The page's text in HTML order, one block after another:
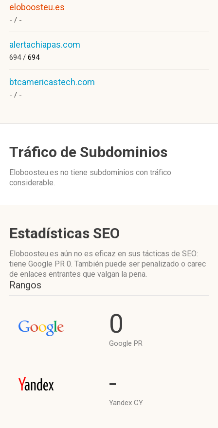
eloboosteu.es
- / -
alertachiapas.com
694 / 694
btcamericastech.com
- / -
Tráfico de Subdominios
Eloboosteu.es no tiene subdominios con tráfico
considerable.
Estadísticas SEO
Eloboosteu.es aún no es eficaz en sus tácticas de SEO:
tiene Google PR 0. También puede ser penalizado o carec
de enlaces entrantes que valgan la pena.
Rangos
0
Google PR
-
Yandex CY